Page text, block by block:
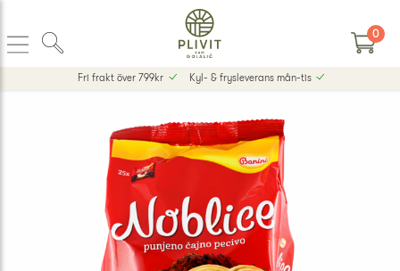
0
Fri frakt över 799kr Kyl- & frysleverans mån-tis